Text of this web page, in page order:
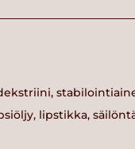
lipstikka,